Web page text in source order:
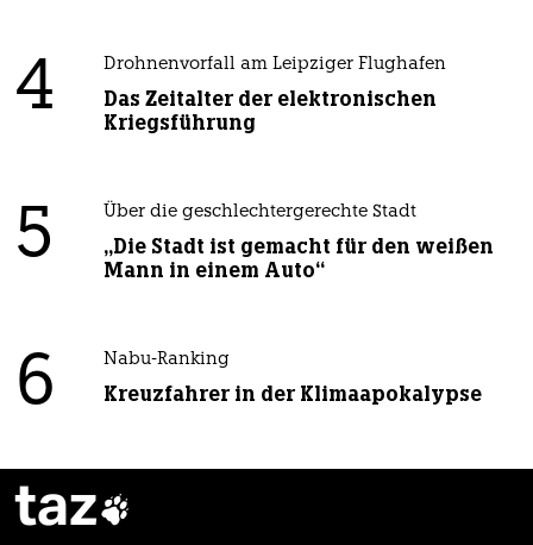
4 Drohnenvorfall am Leipziger Flughafen
Das Zeitalter der elektronischen
Kriegsführung
5 Über die geschlechtergerechte Stadt
„Die Stadt ist gemacht für den weißen
Mann in einem Auto“
6 Nabu-Ranking
Kreuzfahrer in der Klimaapokalypse
taz